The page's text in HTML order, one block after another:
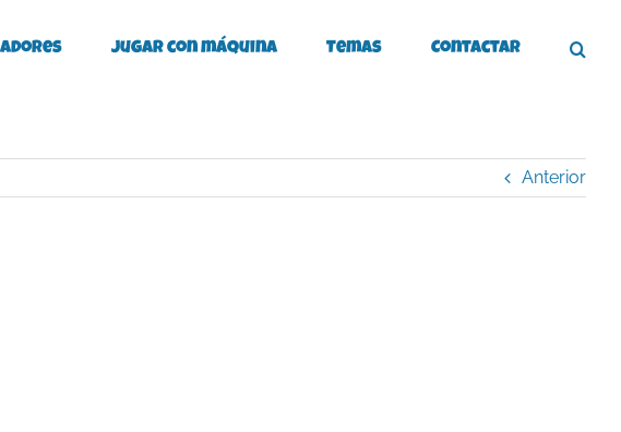
Jugar con máquina Temas Contactar
Anterior